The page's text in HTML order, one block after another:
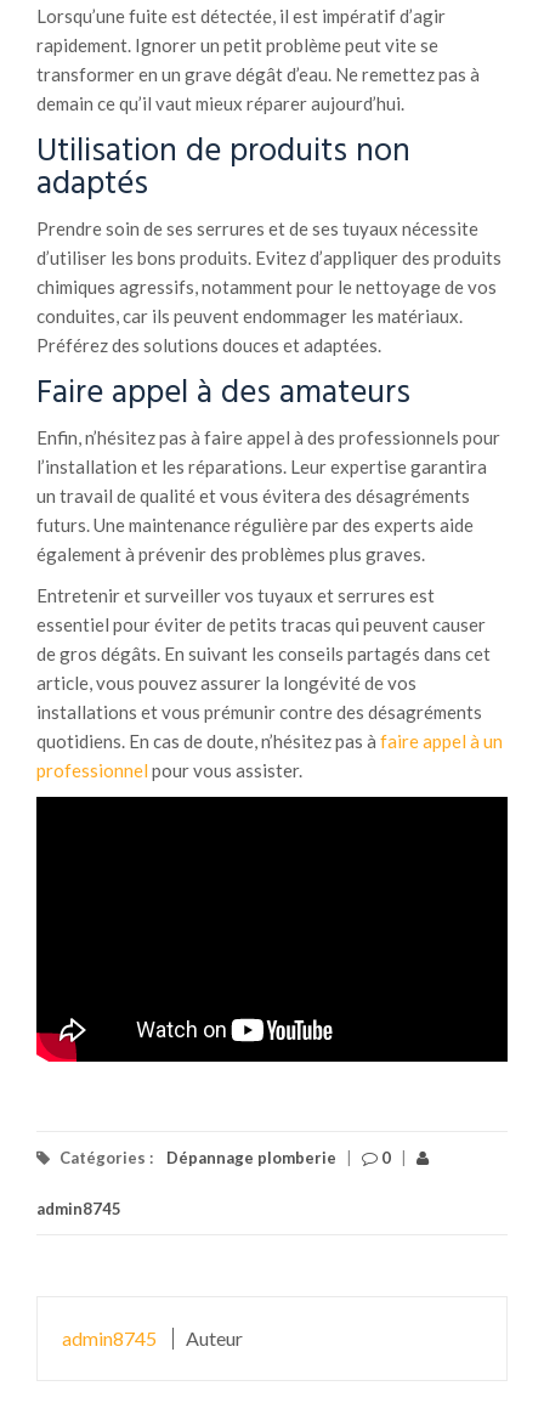
Lorsqu’une fuite est détectée, il est impératif d’agir
rapidement. Ignorer un petit problème peut vite se
transformer en un grave dégât d’eau. Ne remettez pas à
demain ce qu’il vaut mieux réparer aujourd’hui.
Utilisation de produits non
adaptés
Prendre soin de ses serrures et de ses tuyaux nécessite
d’utiliser les bons produits. Evitez d’appliquer des produits
chimiques agressifs, notamment pour le nettoyage de vos
conduites, car ils peuvent endommager les matériaux.
Préférez des solutions douces et adaptées.
Faire appel à des amateurs
Enfin, n’hésitez pas à faire appel à des professionnels pour
l’installation et les réparations. Leur expertise garantira
un travail de qualité et vous évitera des désagréments
futurs. Une maintenance régulière par des experts aide
également à prévenir des problèmes plus graves.
Entretenir et surveiller vos tuyaux et serrures est
essentiel pour éviter de petits tracas qui peuvent causer
de gros dégâts. En suivant les conseils partagés dans cet
article, vous pouvez assurer la longévité de vos
installations et vous prémunir contre des désagréments
quotidiens. En cas de doute, n’hésitez pas à faire appel à un
professionnel pour vous assister.
Catégories : Dépannage plomberie 0
admin8745
admin8745 Auteur